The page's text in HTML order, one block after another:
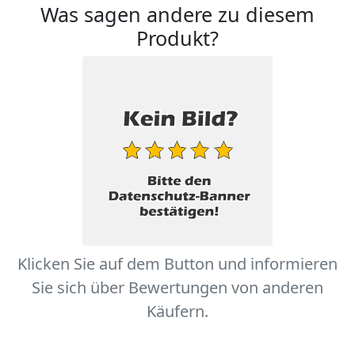
Was sagen andere zu diesem
Produkt?
Klicken Sie auf dem Button und informieren
Sie sich über Bewertungen von anderen
Käufern.